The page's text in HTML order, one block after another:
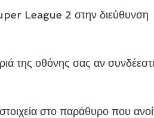
League 2 στην διεύθυνση
της οθόνης σας αν
στο παράθυρο που